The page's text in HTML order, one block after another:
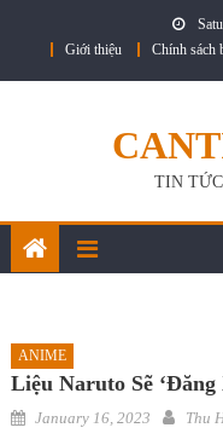
Giới thiệu
Chính sách
TIN
ANIME
Liệu Naruto Sẽ ‘đăng
Posted
January 16, 2023 Thu